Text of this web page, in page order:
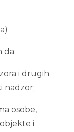
da:
i drugih
nadzor;
osobe,
i